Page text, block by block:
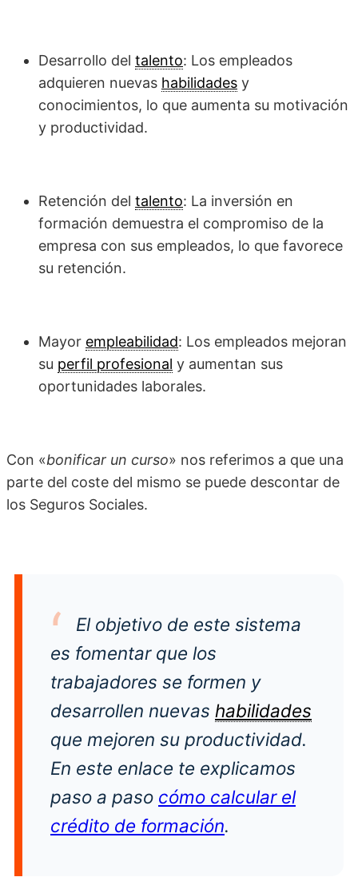
Desarrollo del talento: Los empleados
adquieren nuevas habilidades y
conocimientos, lo que aumenta su motivación
y productividad.
Retención del talento: La inversión en
formación demuestra el compromiso de la
empresa con sus empleados, lo que favorece
su retención.
Mayor empleabilidad: Los empleados mejoran
su perfil profesional y aumentan sus
oportunidades laborales.
Con «bonificar un curso» nos referimos a que una
parte del coste del mismo se puede descontar de
los Seguros Sociales.
El objetivo de este sistema
es fomentar que los
trabajadores se formen y
desarrollen nuevas habilidades
que mejoren su productividad.
En este enlace te explicamos
paso a paso cómo calcular el
crédito de formación.